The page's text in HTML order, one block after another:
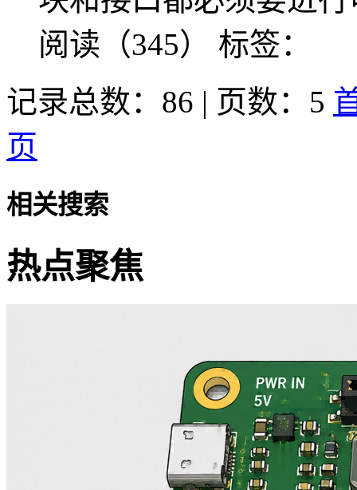
阅读（345） 标签：
记录总数：86 | 页数：5
页
相关搜索
热点聚焦